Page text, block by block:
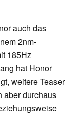
auch das
2nm-
185Hz
hat Honor
weitere Teaser
aber durchaus